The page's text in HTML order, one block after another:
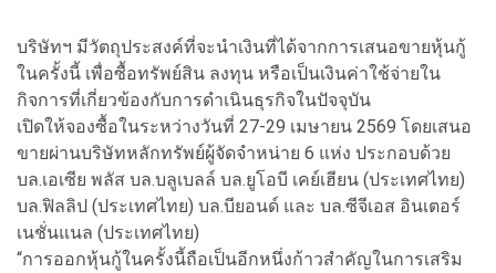
บริษัทฯ มีวัตถุประสงค์ที่จะนำเงินที่ได้จากการเสนอขายหุ้นกู้
ในครั้งนี้ เพื่อซื้อทรัพย์สิน ลงทุน หรือเป็นเงินค่าใช้จ่ายใน
กิจการที่เกี่ยวข้องกับการดำเนินธุรกิจในปัจจุบัน
เปิดให้จองซื้อในระหว่างวันที่ 27-29 เมษายน 2569 โดยเสนอ
ขายผ่านบริษัทหลักทรัพย์ผู้จัดจำหน่าย 6 แห่ง ประกอบด้วย
บล.เอเซีย พลัส บล.บลูเบลล์ บล.ยูโอบี เคย์เฮียน (ประเทศไทย)
บล.ฟิลลิป (ประเทศไทย) บล.บียอนด์ และ บล.ซีจีเอส อินเตอร์
เนชั่นแนล (ประเทศไทย)
“การออกหุ้นกู้ในครั้งนี้ถือเป็นอีกหนึ่งก้าวสำคัญในการเสริม